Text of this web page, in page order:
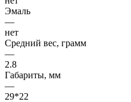
Эмаль
—
нет
Средний вес, грамм
—
2.8
Габариты, мм
—
29*22